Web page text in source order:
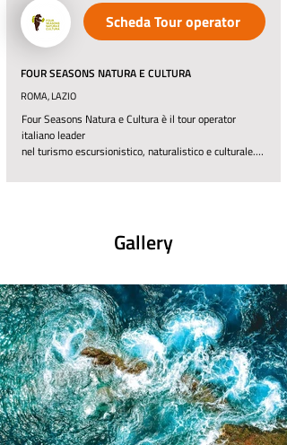
Scheda Tour operator
FOUR SEASONS NATURA E CULTURA
ROMA, LAZIO
Four Seasons Natura e Cultura è il tour operator
italiano leader
nel turismo escursionistico, naturalistico e culturale.
abbiamo mai smesso di proporre agli amanti del
Ancora oggi continuiamo a promuovere
instancabilmente i principi dell’ecoturismo, per
tutte le persone che vogliono realizzare con noi, ogni
giorno, questa visione.
Gallery